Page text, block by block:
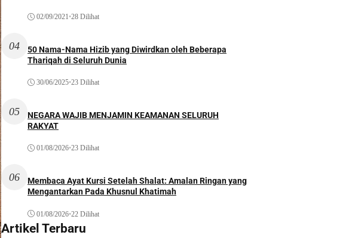
02/09/2021•28 Dilihat
04
50 Nama-Nama Hizib yang Diwirdkan oleh Beberapa
Thariqah di Seluruh Dunia
30/06/2025•23 Dilihat
05
NEGARA WAJIB MENJAMIN KEAMANAN SELURUH
RAKYAT
01/08/2026•23 Dilihat
06
Membaca Ayat Kursi Setelah Shalat: Amalan Ringan yang
Mengantarkan Pada Khusnul Khatimah
01/08/2026•22 Dilihat
Artikel Terbaru